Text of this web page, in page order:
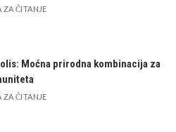
ZA ČITANJE
Moćna prirodna kombinacija za
ZA ČITANJE